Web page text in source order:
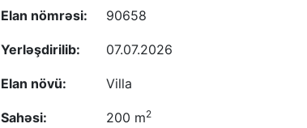
Elan nömrəsi: 90658
Yerləşdirilib: 07.07.2026
Elan növü: Villa
Sahəsi: 200 m2